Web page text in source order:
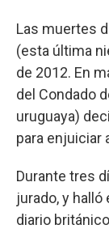
Las muertes
(esta última
de 2012. En
del Condado
uruguaya)
para enjuiciar
Durante tres
jurado, y halló
diario